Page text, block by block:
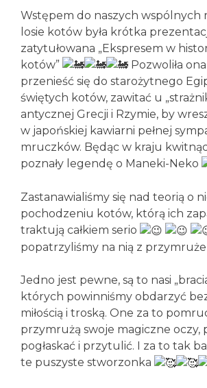
Wstępem do naszych wspólnych
losie kotów była krótka
zatytułowana „Ekspresem w
kotów”
Pozwoliła
przenieść się do starożytnego
świętych kotów, zawitać u
antycznej Grecji i Rzymie, by
w japońskiej kawiarni pełnej
mruczków. Będąc w kraju
poznały legendę o Maneki-Neko
Zastanawialiśmy się nad teorią o
pochodzeniu kotów, którą ich
traktują całkiem serio
popatrzyliśmy na nią z
Jedno jest pewne, są to nasi
których powinniśmy obdarzyć
miłością i troską. One za to
przymrużą swoje magiczne oczy,
pogłaskać i przytulić. I za to tak
te puszyste stworzonka